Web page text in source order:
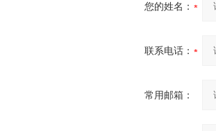
您的姓名：
联系电话：
常用邮箱：